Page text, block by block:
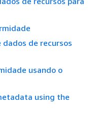
dados de recursos
usando o
using the